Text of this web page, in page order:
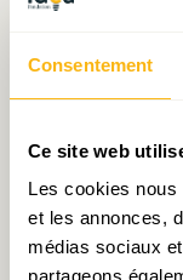
Consentement
Ce site web
Les cookies nous
et les annonces,
médias sociaux
partageons
https://